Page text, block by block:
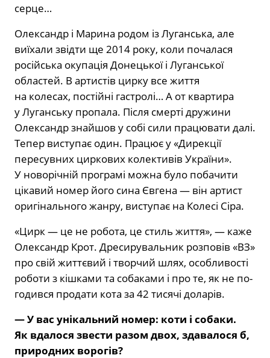
серце…
Олександр і Марина родом із Луган­ська, але
виїхали звідти ще 2014 року, коли почалася
російська окупація Доне­цької і Луганської
областей. В артистів цирку все життя
на колесах, постійні га­стролі… А от квартира
у Луганську про­пала. Після смерті дружини
Олександр знайшов у собі сили працювати далі.
Те­пер виступає один. Працює у «Дирекції
пересувних циркових колективів Укра­їни».
У новорічній програмі можна було побачити
цікавий номер його сина Євге­на — він артист
оригінального жанру, ви­ступає на Колесі Сіра.
«Цирк — це не робота, це стиль жит­тя», — каже
Олександр Крот. Дресиру­вальник розповів «ВЗ»
про свій життє­вий і творчий шлях, особливості
роботи з кішками та собаками і про те, як не по­
годився продати кота за 42 тисячі дола­рів.
— У вас унікальний номер: коти і собаки.
Як вдалося звести разом двох, здавалося б,
природних воро­гів?